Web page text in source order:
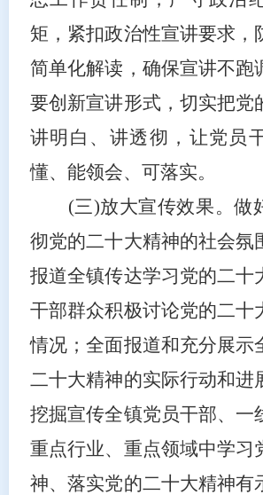
矩，紧扣政治性宣讲要求，
简单化解读，确保宣讲不跑
要创新宣讲形式，切实把党
讲明白、讲透彻，让党员
懂、能领会、可落实。
(三)放大宣传效果。做
彻党的二十大精神的社会氛
报道全镇传达学习党的二十
干部群众积极讨论党的二十
情况；全面报道和充分展示
二十大精神的实际行动和进
挖掘宣传全镇党员干部、一
重点行业、重点领域中学习
神、落实党的二十大精神有